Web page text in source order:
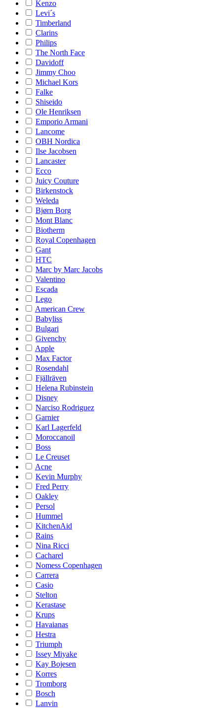
Kenzo
Levi´s
Timberland
Clarins
Philips
The North Face
Davidoff
Jimmy Choo
Michael Kors
Falke
Shiseido
Ole Henriksen
Emporio Armani
Lancome
OBH Nordica
Ilse Jacobsen
Lancaster
Ecco
Juicy Couture
Birkenstock
Weleda
Bjørn Borg
Mont Blanc
Biotherm
Royal Copenhagen
Gant
HTC
Marc by Marc Jacobs
Valentino
Escada
Lego
American Crew
Babyliss
Bulgari
Givenchy
Apple
Max Factor
Rosendahl
Fjällräven
Helena Rubinstein
Disney
Narciso Rodriguez
Garnier
Karl Lagerfeld
Moroccanoil
Boss
Le Creuset
Acne
Kevin Murphy
Fred Perry
Oakley
Persol
Hummel
KitchenAid
Rains
Nina Ricci
Cacharel
Nomess Copenhagen
Carrera
Casio
Stelton
Kerastase
Krups
Havaianas
Hestra
Triumph
Issey Miyake
Kay Bojesen
Korres
Tromborg
Bosch
Lanvin